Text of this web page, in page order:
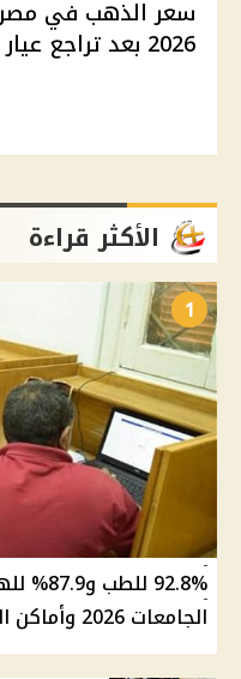
2026 بعد تراجع عيار 21 أمس
الأكثر قراءة
1
92.8%
الجامعات 2026 وأماكن المرحلة الثانية